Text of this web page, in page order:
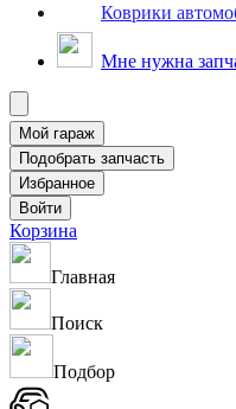
Коврики
Мне нужна
Корзина
Главная
Поиск
Подбор